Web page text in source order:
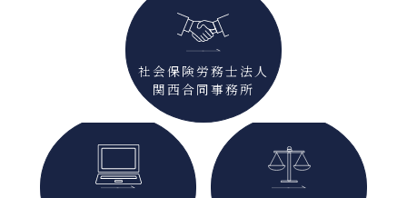
社会保険労務士法人
関西合同事務所